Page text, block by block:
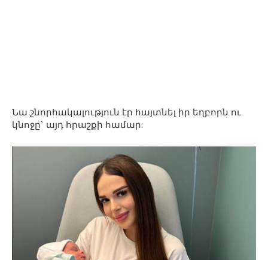
Նա շնորհակալություն էր հայտնել իր եղբորն ու
կնոջը` այդ հրաշքի համար: